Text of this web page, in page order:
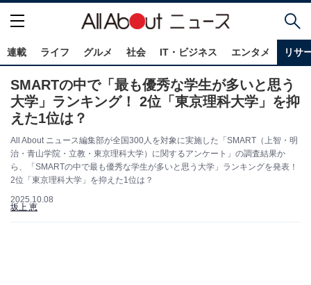
連載 ライフ グルメ 社会 IT・ビジネス エンタメ リサ
SMARTの中で「最も優秀な学生が多いと思う
大学」ランキング！ 2位「東京理科大学」を抑
えた1位は？
All About ニュース編集部が全国300人を対象に実施した「SMART（上智・明
治・青山学院・立教・東京理科大学）に関するアンケート」の調査結果か
ら、「SMARTの中で最も優秀な学生が多いと思う大学」ランキングを発表！
2位「東京理科大学」を抑えた1位は？
2025.10.08
坂上 恵